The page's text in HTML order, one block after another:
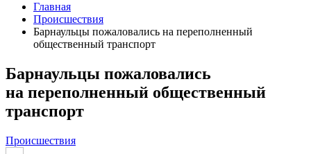
Главная
Происшествия
Барнаульцы пожаловались на переполненный
общественный транспорт
Барнаульцы пожаловались
на переполненный общественный
транспорт
Происшествия